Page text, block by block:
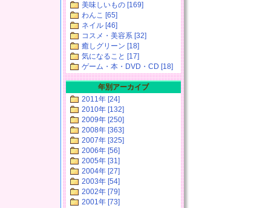
美味しいもの [169]
わんこ [65]
ネイル [46]
コスメ・美容系 [32]
癒しグリーン [18]
気になること [17]
ゲーム・本・DVD・CD [18]
年別アーカイブ
2011年 [24]
2010年 [132]
2009年 [250]
2008年 [363]
2007年 [325]
2006年 [56]
2005年 [31]
2004年 [27]
2003年 [54]
2002年 [79]
2001年 [73]